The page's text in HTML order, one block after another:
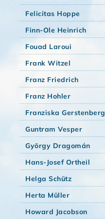
Felicitas Hoppe
Finn-Ole Heinrich
Fouad Laroui
Frank Witzel
Franz Friedrich
Franz Hohler
Franziska Gerstenberg
Guntram Vesper
György Dragomán
Hans-Josef Ortheil
Helga Schütz
Herta Müller
Howard Jacobson